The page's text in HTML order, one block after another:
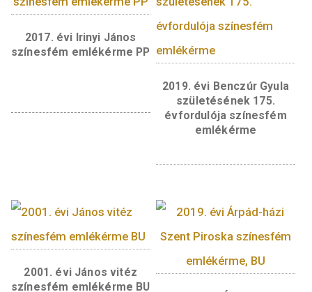
1060” évszámok olvashatók, alatta az
emlékérmét tervező Szilos András
formatervező iparművész mesterjegye
2016. évi Budapesti
2016. évi Szigetvári
színesfém